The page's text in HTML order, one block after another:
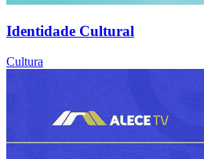
Identidade Cultural
Cultura